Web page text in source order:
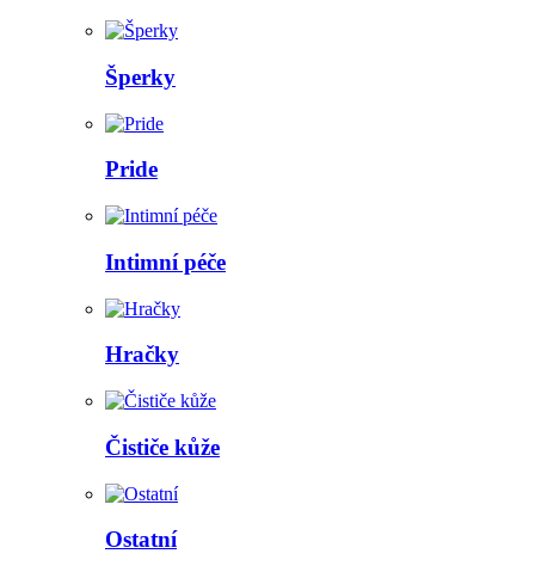
Šperky
Pride
Intimní péče
Hračky
Čističe kůže
Ostatní